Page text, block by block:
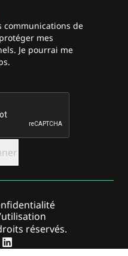
communications de
mes
Je pourrai me
réservés.